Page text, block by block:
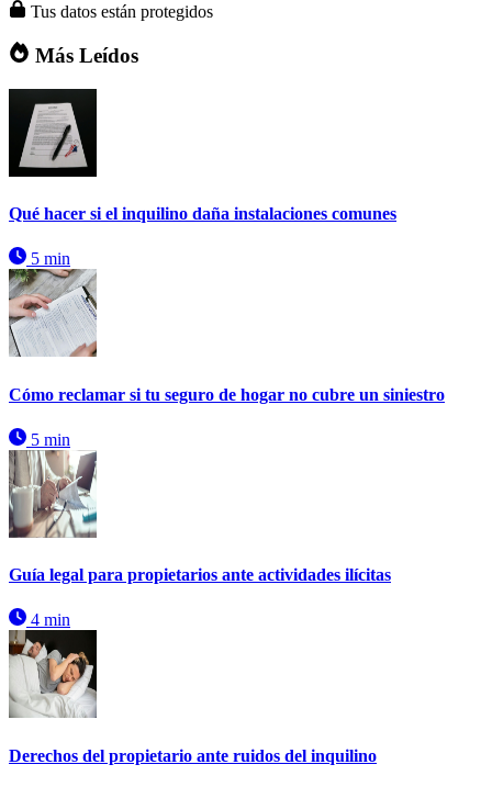
Tus datos están protegidos
Más Leídos
Qué hacer si el inquilino daña instalaciones comunes
5 min
Cómo reclamar si tu seguro de hogar no cubre un siniestro
5 min
Guía legal para propietarios ante actividades ilícitas
4 min
Derechos del propietario ante ruidos del inquilino